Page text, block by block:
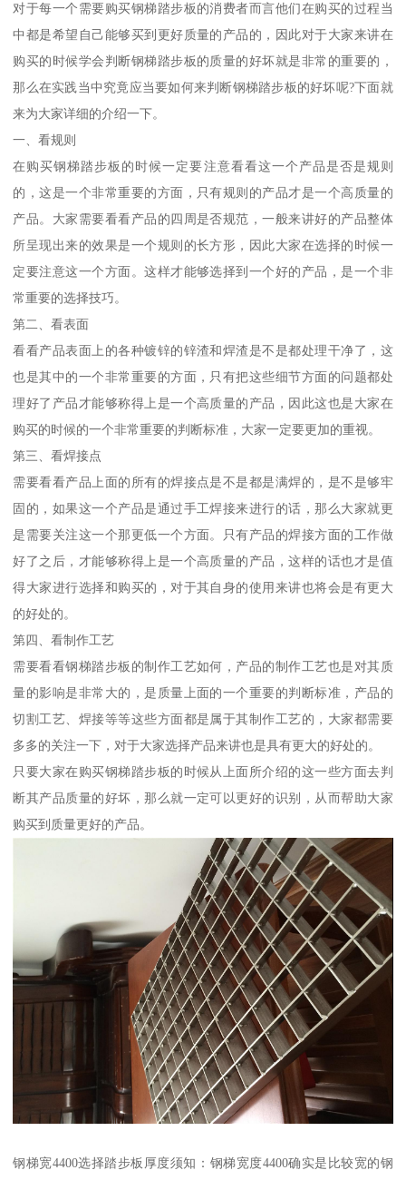
对于每一个需要购买钢梯踏步板的消费者而言他们在购买的过程当
中都是希望自己能够买到更好质量的产品的，因此对于大家来讲在
购买的时候学会判断钢梯踏步板的质量的好坏就是非常的重要的，
那么在实践当中究竟应当要如何来判断钢梯踏步板的好坏呢?下面就
来为大家详细的介绍一下。
一、看规则
在购买钢梯踏步板的时候一定要注意看看这一个产品是否是规则
的，这是一个非常重要的方面，只有规则的产品才是一个高质量的
产品。大家需要看看产品的四周是否规范，一般来讲好的产品整体
所呈现出来的效果是一个规则的长方形，因此大家在选择的时候一
定要注意这一个方面。这样才能够选择到一个好的产品，是一个非
常重要的选择技巧。
第二、看表面
看看产品表面上的各种镀锌的锌渣和焊渣是不是都处理干净了，这
也是其中的一个非常重要的方面，只有把这些细节方面的问题都处
理好了产品才能够称得上是一个高质量的产品，因此这也是大家在
购买的时候的一个非常重要的判断标准，大家一定要更加的重视。
第三、看焊接点
需要看看产品上面的所有的焊接点是不是都是满焊的，是不是够牢
固的，如果这一个产品是通过手工焊接来进行的话，那么大家就更
是需要关注这一个那更低一个方面。只有产品的焊接方面的工作做
好了之后，才能够称得上是一个高质量的产品，这样的话也才是值
得大家进行选择和购买的，对于其自身的使用来讲也将会是有更大
的好处的。
第四、看制作工艺
需要看看钢梯踏步板的制作工艺如何，产品的制作工艺也是对其质
量的影响是非常大的，是质量上面的一个重要的判断标准，产品的
切割工艺、焊接等等这些方面都是属于其制作工艺的，大家都需要
多多的关注一下，对于大家选择产品来讲也是具有更大的好处的。
只要大家在购买钢梯踏步板的时候从上面所介绍的这一些方面去判
断其产品质量的好坏，那么就一定可以更好的识别，从而帮助大家
购买到质量更好的产品。
钢梯宽4400选择踏步板厚度须知：钢梯宽度4400确实是比较宽的钢